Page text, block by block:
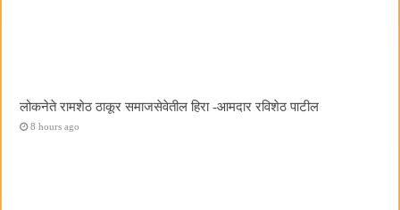
लोकनेते रामशेठ ठाकूर समाजसेवेतील हिरा -आमदार रविशेठ पाटील
8 hours ago